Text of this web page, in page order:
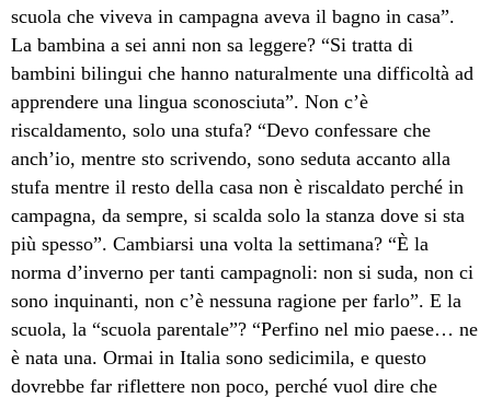
scuola che viveva in campagna aveva il bagno in casa”.
La bambina a sei anni non sa leggere? “Si tratta di
bambini bilingui che hanno naturalmente una difficoltà ad
apprendere una lingua sconosciuta”. Non c’è
riscaldamento, solo una stufa? “Devo confessare che
anch’io, mentre sto scrivendo, sono seduta accanto alla
stufa mentre il resto della casa non è riscaldato perché in
campagna, da sempre, si scalda solo la stanza dove si sta
più spesso”. Cambiarsi una volta la settimana? “È la
norma d’inverno per tanti campagnoli: non si suda, non ci
sono inquinanti, non c’è nessuna ragione per farlo”. E la
scuola, la “scuola parentale”? “Perfino nel mio paese… ne
è nata una. Ormai in Italia sono sedicimila, e questo
dovrebbe far riflettere non poco, perché vuol dire che